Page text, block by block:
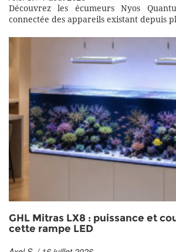
Découvrez les écumeurs Nyos
connectée des appareils existant depuis
GHL Mitras LX8 : puissance et
cette rampe LED